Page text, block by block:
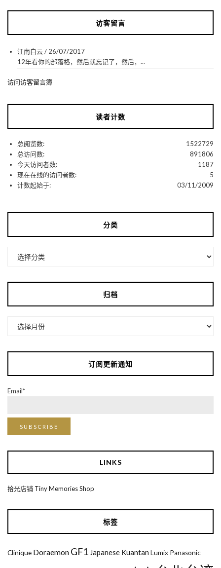
访客留言
江南白云/ 26/07/2017
12年看你的部落格，然后就忘记了，然后，...
访问访客留言簿
读者计数
1522729
总阅览数:
891806
总访问数:
1187
今天访问者数:
5
现在在线的访问者数:
03/11/2009
计数起始于:
分类
归档
订阅更新通知
Email*
LINKS
拾光店铺 Tiny Memories Shop
标签
Clinique Doraemon GF1 Japanese Kuantan Lumix Panasonic